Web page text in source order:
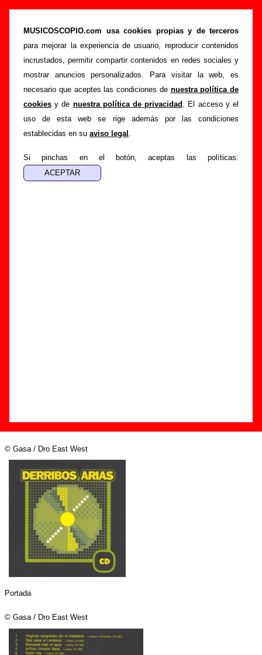
MUSICOSCOPIO.com usa cookies propias y de terceros
para mejorar la experiencia de usuario, reproducir contenidos
incrustados, permitir compartir contenidos en redes sociales y
mostrar anuncios personalizados. Para visitar la web, es
necesario que aceptes las condiciones de nuestra política de
cookies y de nuestra política de privacidad . El acceso y el
uso de esta web se rige además por las condiciones
establecidas en su aviso legal .
Si pinchas en el botón, aceptas las políticas:
“Derribos Arias CD” (CD, 1996) - Derribos
Arias
Portada >Derribos Arias >Discografía >Derribos Arias CD
Esta página pretende recopilar todo tipo de información
sobre eldisco “Derribos Arias CD”, interpretado por
Derribos Arias yPoch. Además del listado de canciones
incluidas en el disco, también se mostrarán en esta página
otros tipos de información a medida que estén disponibles:
grabación de las canciones (productor, músicos,
colaboradores y responsables de la grabación, las mezclas y
Diseño
© Gasa / Dro East West
Portada
© Gasa / Dro East West